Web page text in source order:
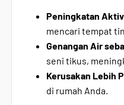
Peningkatan
mencari tempat
Genangan Air
seni tikus,
Kerusakan Lebih
di rumah Anda.